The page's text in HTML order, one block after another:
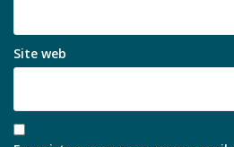
Site web